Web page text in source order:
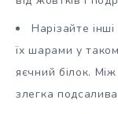
Нарізайте
їх шарами у
яєчний білок.
злегка